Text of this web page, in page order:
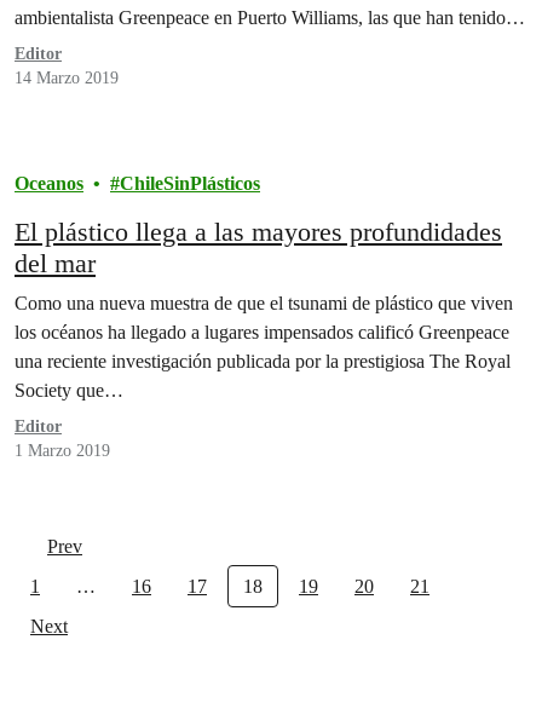
ambientalista Greenpeace en Puerto Williams, las que han tenido…
Editor
14 Marzo 2019
Oceanos ChileSinPlásticos
El plástico llega a las mayores profundidades
del mar
Como una nueva muestra de que el tsunami de plástico que viven
los océanos ha llegado a lugares impensados calificó Greenpeace
una reciente investigación publicada por la prestigiosa The Royal
Society que…
Editor
1 Marzo 2019
Prev
1
… 16 17 18 19 20
21
Next